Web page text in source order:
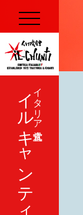
イタリア式食堂
イルキャンティ